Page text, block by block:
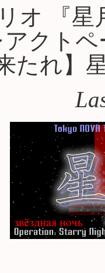
オ 『星
アクトペ
たれ